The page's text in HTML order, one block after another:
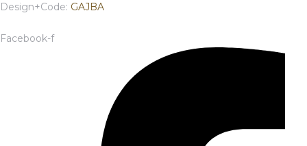
Design+Code: GAJBA
Facebook-f